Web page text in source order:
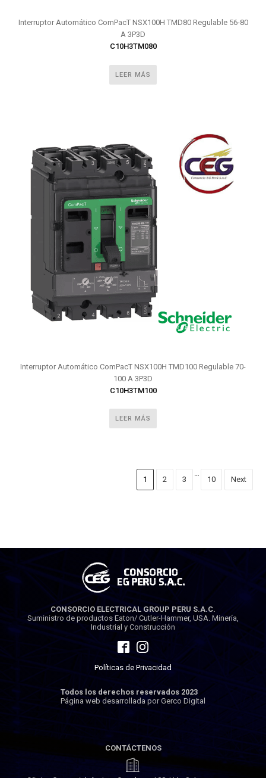
Interruptor Automático ComPacT NSX100H TMD80 Regulable 56-80
A 3P3D
C10H3TM080
LEER MÁS
Interruptor Automático ComPacT NSX100H TMD100 Regulable 70-
100 A 3P3D
C10H3TM100
LEER MÁS
1 2 3
…
10 Next
CONSORCIO ELECTRICAL GROUP PERU S.A.C.
Suministro de productos Eaton/ Cutler-Hammer, USA. Minería,
Industrial y Construcción
Políticas de Privacidad
Todos los derechos reservados 2023
Página web desarrollada por Gerco Digital
CONTÁCTENOS